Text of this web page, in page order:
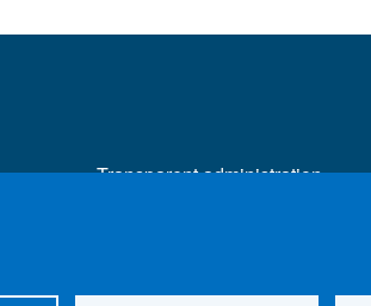
Transparent administration